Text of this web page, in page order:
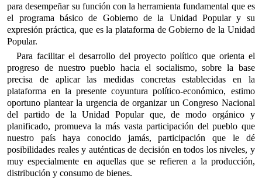
para desempeñar su función con la herramienta fundamental que es
el programa básico de Gobierno de la Unidad Popular y su
expresión práctica, que es la plataforma de Gobierno de la Unidad
Popular.
Para facilitar el desarrollo del proyecto político que orienta el
progreso de nuestro pueblo hacia el socialismo, sobre la base
precisa de aplicar las medidas concretas establecidas en la
plataforma en la presente coyuntura político-económico, estimo
oportuno plantear la urgencia de organizar un Congreso Nacional
del partido de la Unidad Popular que, de modo orgánico y
planificado, promueva la más vasta participación del pueblo que
nuestro país haya conocido jamás, participación que le dé
posibilidades reales y auténticas de decisión en todos los niveles, y
muy especialmente en aquellas que se refieren a la producción,
distribución y consumo de bienes.